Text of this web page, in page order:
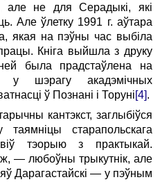
не для Серадыкі, які
Але ўлетку 1991 г. аўтара
якая на пэўны час выбіла
Кніга выйшла з друку
была прадстаўлена на
у шэрагу акадэмічных
ў Познані і Торуні[4].
кантэкст, заглыбіўся
старапольскага
тэорыю з практыкай.
— любоўны трыкутнік, але
Дарагастайскі — у пэўным